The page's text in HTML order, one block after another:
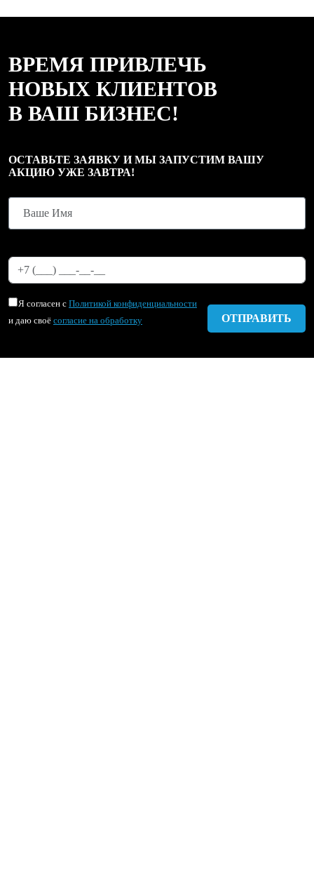
ВРЕМЯ ПРИВЛЕЧЬ
НОВЫХ КЛИЕНТОВ
В ВАШ БИЗНЕС!
ОСТАВЬТЕ ЗАЯВКУ И МЫ ЗАПУСТИМ ВАШУ
АКЦИЮ УЖЕ ЗАВТРА!
Я согласен с Политикой конфиденциальности
и даю своё согласие на обработку